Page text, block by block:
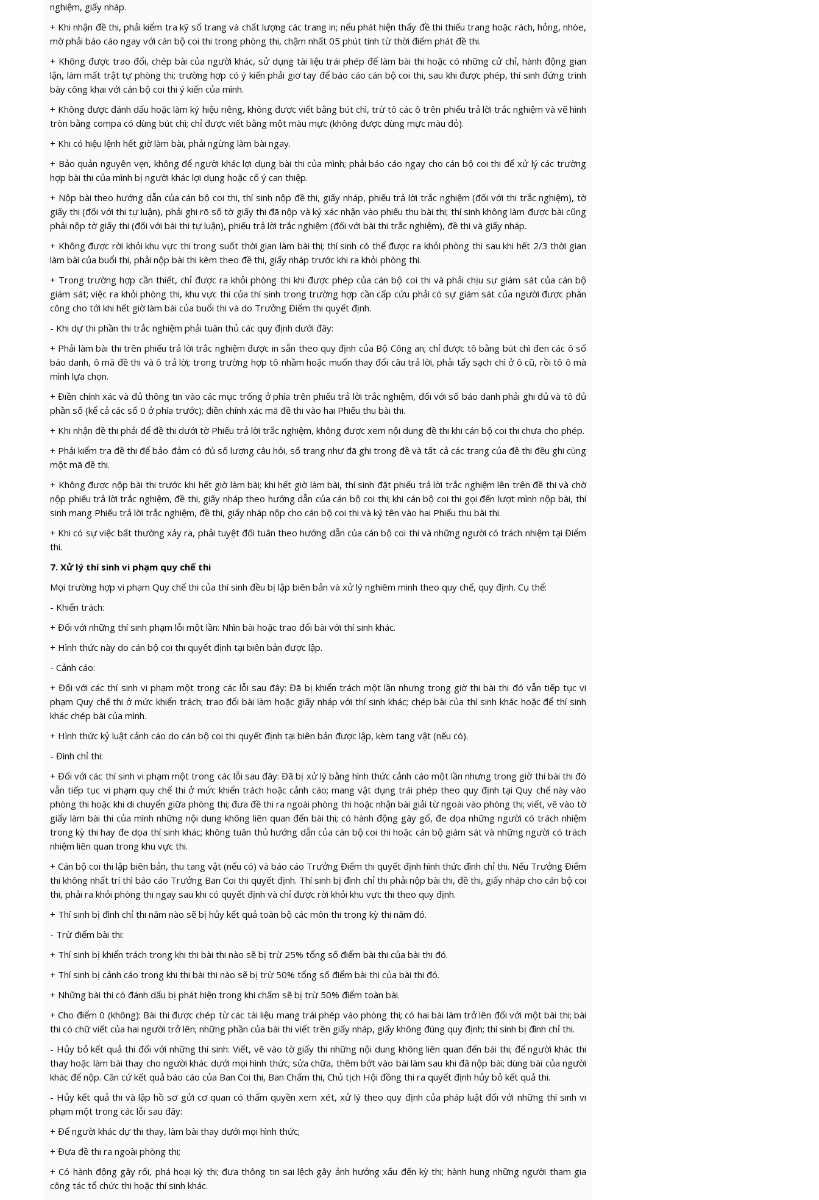
nghiệm, giấy nháp.
+ Khi nhận đề thi, phải kiểm tra kỹ số trang và chất lượng các trang in; nếu phát hiện thấy đề thi thiếu trang hoặc rách, hỏng, nhòe,
mờ phải báo cáo ngay với cán bộ coi thi trong phòng thi, chậm nhất 05 phút tính từ thời điểm phát đề thi.
+ Không được trao đổi, chép bài của người khác, sử dụng tài liệu trái phép để làm bài thi hoặc có những cử chỉ, hành động gian
lận, làm mất trật tự phòng thi; trường hợp có ý kiến phải giơ tay để báo cáo cán bộ coi thi, sau khi được phép, thí sinh đứng trình
bày công khai với cán bộ coi thi ý kiến của mình.
+ Không được đánh dấu hoặc làm ký hiệu riêng, không được viết bằng bút chì, trừ tô các ô trên phiếu trả lời trắc nghiệm và vẽ hình
tròn bằng compa có dùng bút chì; chỉ được viết bằng một màu mực (không được dùng mực màu đỏ).
+ Khi có hiệu lệnh hết giờ làm bài, phải ngừng làm bài ngay.
+ Bảo quản nguyên vẹn, không để người khác lợi dụng bài thi của mình; phải báo cáo ngay cho cán bộ coi thi để xử lý các trường
hợp bài thi của mình bị người khác lợi dụng hoặc cố ý can thiệp.
+ Nộp bài theo hướng dẫn của cán bộ coi thi, thí sinh nộp đề thi, giấy nháp, phiếu trả lời trắc nghiệm (đối với thi trắc nghiệm), tờ
giấy thi (đối với thi tự luận), phải ghi rõ số tờ giấy thi đã nộp và ký xác nhận vào phiếu thu bài thi; thí sinh không làm được bài cũng
phải nộp tờ giấy thi (đối với bài thi tự luận), phiếu trả lời trắc nghiệm (đối với bài thi trắc nghiệm), đề thi và giấy nháp.
+ Không được rời khỏi khu vực thi trong suốt thời gian làm bài thi; thí sinh có thể được ra khỏi phòng thi sau khi hết 2/3 thời gian
làm bài của buổi thi, phải nộp bài thi kèm theo đề thi, giấy nháp trước khi ra khỏi phòng thi.
+ Trong trường hợp cần thiết, chỉ được ra khỏi phòng thi khi được phép của cán bộ coi thi và phải chịu sự giám sát của cán bộ
giám sát; việc ra khỏi phòng thi, khu vực thi của thí sinh trong trường hợp cần cấp cứu phải có sự giám sát của người được phân
công cho tới khi hết giờ làm bài của buổi thi và do Trưởng Điểm thi quyết định.
- Khi dự thi phần thi trắc nghiệm phải tuân thủ các quy định dưới đây:
+ Phải làm bài thi trên phiếu trả lời trắc nghiệm được in sẵn theo quy định của Bộ Công an; chỉ được tô bằng bút chì đen các ô số
báo danh, ô mã đề thi và ô trả lời; trong trường hợp tô nhầm hoặc muốn thay đổi câu trả lời, phải tẩy sạch chì ở ô cũ, rồi tô ô mà
mình lựa chọn.
+ Điền chính xác và đủ thông tin vào các mục trống ở phía trên phiếu trả lời trắc nghiệm, đối với số báo danh phải ghi đủ và tô đủ
phần số (kể cả các số 0 ở phía trước); điền chính xác mã đề thi vào hai Phiếu thu bài thi.
+ Khi nhận đề thi phải để đề thi dưới tờ Phiếu trả lời trắc nghiệm, không được xem nội dung đề thi khi cán bộ coi thi chưa cho phép.
+ Phải kiểm tra đề thi để bảo đảm có đủ số lượng câu hỏi, số trang như đã ghi trong đề và tất cả các trang của đề thi đều ghi cùng
một mã đề thi.
+ Không được nộp bài thi trước khi hết giờ làm bài; khi hết giờ làm bài, thí sinh đặt phiếu trả lời trắc nghiệm lên trên đề thi và chờ
nộp phiếu trả lời trắc nghiệm, đề thi, giấy nháp theo hướng dẫn của cán bộ coi thi; khi cán bộ coi thi gọi đến lượt mình nộp bài, thí
sinh mang Phiếu trả lời trắc nghiệm, đề thi, giấy nháp nộp cho cán bộ coi thi và ký tên vào hai Phiếu thu bài thi.
+ Khi có sự việc bất thường xảy ra, phải tuyệt đối tuân theo hướng dẫn của cán bộ coi thi và những người có trách nhiệm tại Điểm
thi.
7. Xử lý thí sinh vi phạm quy chế thi
Mọi trường hợp vi phạm Quy chế thi của thí sinh đều bị lập biên bản và xử lý nghiêm minh theo quy chế, quy định. Cụ thể:
- Khiển trách:
+ Đối với những thí sinh phạm lỗi một lần: Nhìn bài hoặc trao đổi bài với thí sinh khác.
+ Hình thức này do cán bộ coi thi quyết định tại biên bản được lập.
- Cảnh cáo:
+ Đối với các thí sinh vi phạm một trong các lỗi sau đây: Đã bị khiển trách một lần nhưng trong giờ thi bài thi đó vẫn tiếp tục vi
phạm Quy chế thi ở mức khiển trách; trao đổi bài làm hoặc giấy nháp với thí sinh khác; chép bài của thí sinh khác hoặc để thí sinh
khác chép bài của mình.
+ Hình thức kỷ luật cảnh cáo do cán bộ coi thi quyết định tại biên bản được lập, kèm tang vật (nếu có).
- Đình chỉ thi:
+ Đối với các thí sinh vi phạm một trong các lỗi sau đây: Đã bị xử lý bằng hình thức cảnh cáo một lần nhưng trong giờ thi bài thi đó
vẫn tiếp tục vi phạm quy chế thi ở mức khiển trách hoặc cảnh cáo; mang vật dụng trái phép theo quy định tại Quy chế này vào
phòng thi hoặc khi di chuyển giữa phòng thi; đưa đề thi ra ngoài phòng thi hoặc nhận bài giải từ ngoài vào phòng thi; viết, vẽ vào tờ
giấy làm bài thi của mình những nội dung không liên quan đến bài thi; có hành động gây gổ, đe dọa những người có trách nhiệm
trong kỳ thi hay đe dọa thí sinh khác; không tuân thủ hướng dẫn của cán bộ coi thi hoặc cán bộ giám sát và những người có trách
nhiệm liên quan trong khu vực thi.
+ Cán bộ coi thi lập biên bản, thu tang vật (nếu có) và báo cáo Trưởng Điểm thi quyết định hình thức đình chỉ thi. Nếu Trưởng Điểm
thi không nhất trí thì báo cáo Trưởng Ban Coi thi quyết định. Thí sinh bị đình chỉ thi phải nộp bài thi, đề thi, giấy nháp cho cán bộ coi
thi, phải ra khỏi phòng thi ngay sau khi có quyết định và chỉ được rời khỏi khu vực thi theo quy định.
+ Thí sinh bị đình chỉ thi năm nào sẽ bị hủy kết quả toàn bộ các môn thi trong kỳ thi năm đó.
- Trừ điểm bài thi:
+ Thí sinh bị khiển trách trong khi thi bài thi nào sẽ bị trừ 25% tổng số điểm bài thi của bài thi đó.
+ Thí sinh bị cảnh cáo trong khi thi bài thi nào sẽ bị trừ 50% tổng số điểm bài thi của bài thi đó.
+ Những bài thi có đánh dấu bị phát hiện trong khi chấm sẽ bị trừ 50% điểm toàn bài.
+ Cho điểm 0 (không): Bài thi được chép từ các tài liệu mang trái phép vào phòng thi; có hai bài làm trở lên đối với một bài thi; bài
thi có chữ viết của hai người trở lên; những phần của bài thi viết trên giấy nháp, giấy không đúng quy định; thí sinh bị đình chỉ thi.
- Hủy bỏ kết quả thi đối với những thí sinh: Viết, vẽ vào tờ giấy thi những nội dung không liên quan đến bài thi; để người khác thi
thay hoặc làm bài thay cho người khác dưới mọi hình thức; sửa chữa, thêm bớt vào bài làm sau khi đã nộp bài; dùng bài của người
khác để nộp. Căn cứ kết quả báo cáo của Ban Coi thi, Ban Chấm thi, Chủ tịch Hội đồng thi ra quyết định hủy bỏ kết quả thi.
- Hủy kết quả thi và lập hồ sơ gửi cơ quan có thẩm quyền xem xét, xử lý theo quy định của pháp luật đối với những thí sinh vi
phạm một trong các lỗi sau đây:
+ Để người khác dự thi thay, làm bài thay dưới mọi hình thức;
+ Đưa đề thi ra ngoài phòng thi;
+ Có hành động gây rối, phá hoại kỳ thi; đưa thông tin sai lệch gây ảnh hưởng xấu đến kỳ thi; hành hung những người tham gia
công tác tổ chức thi hoặc thí sinh khác.